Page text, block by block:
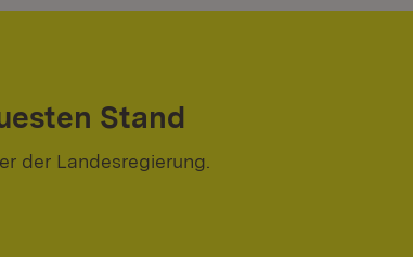
Stand
der Landesregierung.